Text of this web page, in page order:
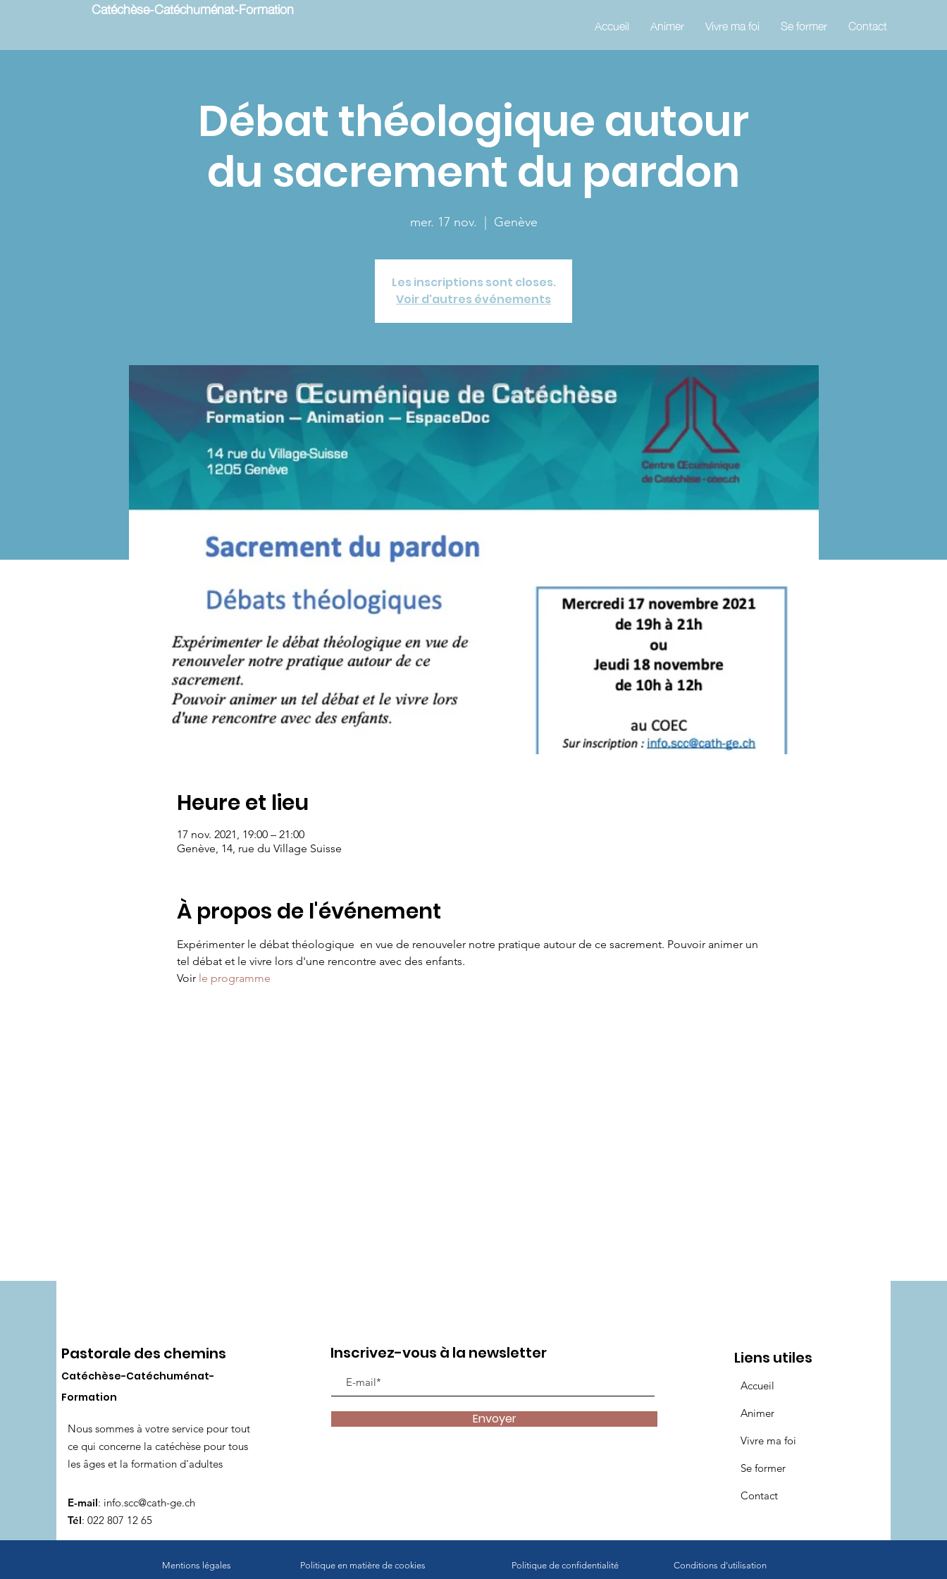
Catéchèse-Catéchuménat-Formation
Accueil Animer Vivre ma foi Se former Contact
Débat théologique autour
du sacrement du pardon
mer. 17 nov. Genève
Les inscriptions sont closes.
Voir d'autres événements
Heure et lieu
17 nov. 2021, 19:00 – 21:00
Genève, 14, rue du Village Suisse
À propos de l'événement
Expérimenter le débat théologique  en vue de renouveler notre pratique autour de ce sacrement. Pouvoir animer un
tel débat et le vivre lors d'une rencontre avec des enfants.
Voir le programme
Pastorale des chemins
Catéchèse-Catéchuménat-
Formation
Nous sommes à votre service pour tout
ce qui concerne la catéchèse pour tous
les âges et la formation d'adultes
E-mail: info.scc@cath-ge.ch
Tél: 022 807 12 65
Liens utiles
Accueil
Animer
Vivre ma foi
Se former
Contact
Inscrivez-vous à la newsletter
Envoyer
Mentions légales Politique en matière de cookies Politique de confidentialité Conditions d'utilisation